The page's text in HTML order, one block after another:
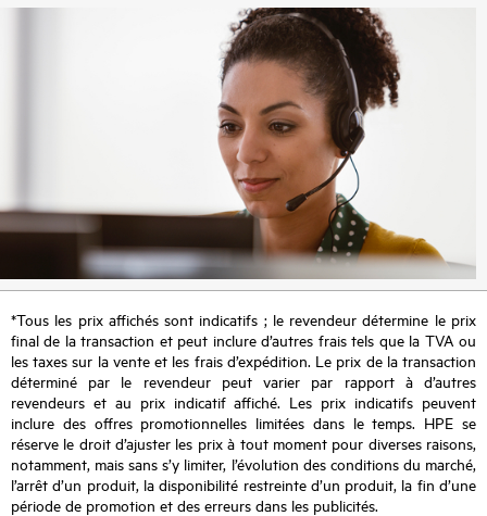
*Tous les prix affichés sont indicatifs ; le revendeur détermine le prix
final de la transaction et peut inclure d’autres frais tels que la TVA ou
les taxes sur la vente et les frais d’expédition. Le prix de la transaction
déterminé par le revendeur peut varier par rapport à d’autres
revendeurs et au prix indicatif affiché. Les prix indicatifs peuvent
inclure des offres promotionnelles limitées dans le temps. HPE se
réserve le droit d’ajuster les prix à tout moment pour diverses raisons,
notamment, mais sans s’y limiter, l’évolution des conditions du marché,
l’arrêt d’un produit, la disponibilité restreinte d’un produit, la fin d’une
période de promotion et des erreurs dans les publicités.